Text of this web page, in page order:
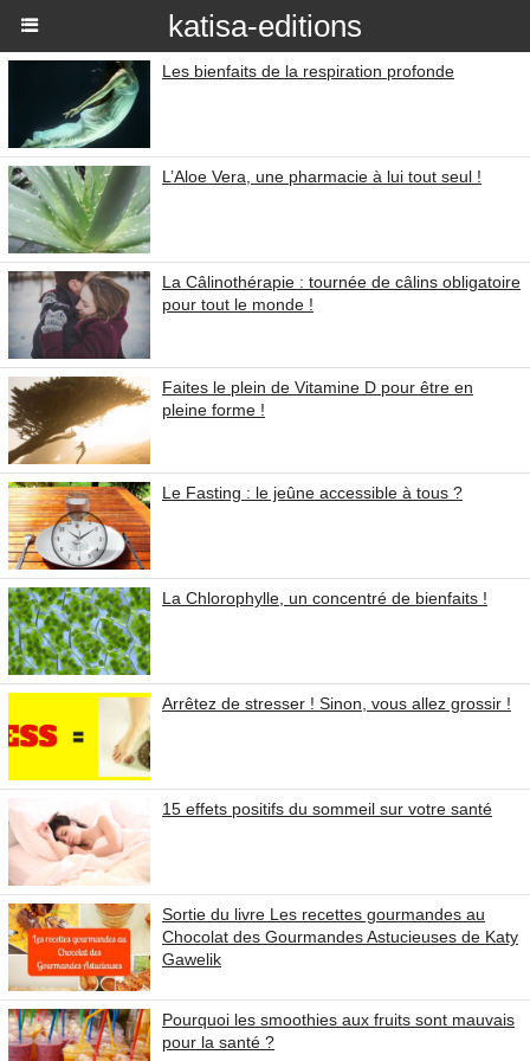
katisa-editions
Les bienfaits de la respiration profonde
L’Aloe Vera, une pharmacie à lui tout seul !
La Câlinothérapie : tournée de câlins obligatoire
pour tout le monde !
Faites le plein de Vitamine D pour être en
pleine forme !
Le Fasting : le jeûne accessible à tous ?
La Chlorophylle, un concentré de bienfaits !
Arrêtez de stresser ! Sinon, vous allez grossir !
15 effets positifs du sommeil sur votre santé
Sortie du livre Les recettes gourmandes au
Chocolat des Gourmandes Astucieuses de Katy
Gawelik
Pourquoi les smoothies aux fruits sont mauvais
pour la santé ?